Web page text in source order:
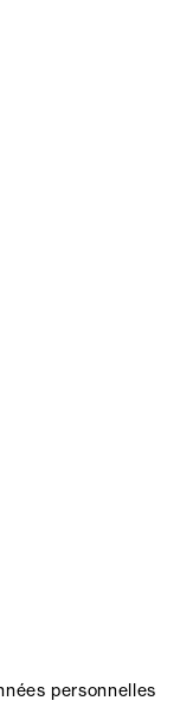
personnelles